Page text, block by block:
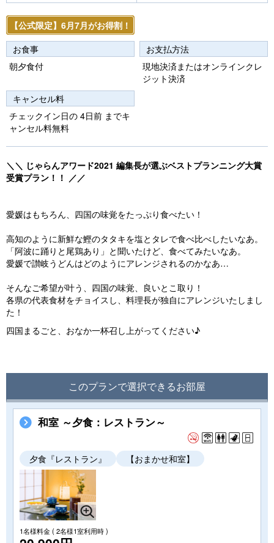
【公式限定】6月7月がお得割！
お食事
朝夕食付
お支払方法
現地決済またはオンラインクレ
ジット決済
キャンセル料
チェックイン日の 4日前 までキ
ャンセル料無料
＼＼ じゃらんアワード2021 編集長が選ぶベストプランニング大賞
受賞プラン！！ ／／
愛媛はもちろん、四国の味覚をたっぷり食べたい！
高知のように新鮮な鰹のタタキを塩とタレで食べ比べしたいなあ。
「阿波に踊りと尾鶏あり」と聞いたけど、食べてみたいなあ。
愛媛で讃岐うどんはどのようにアレンジされるのかなあ…
そんなご希望が叶う、四国の味覚、良いとこ取り！
各県の代表食材をチョイスし、料理長が独自にアレンジいたしまし
た！
四国まるごと、おなか一杯召し上がってください♪
このプランで選択できるお部屋
和室 ～夕食：レストラン～
夕食『レストラン』 【おまかせ和室】
1名様料金( 2名様1室利用時 )